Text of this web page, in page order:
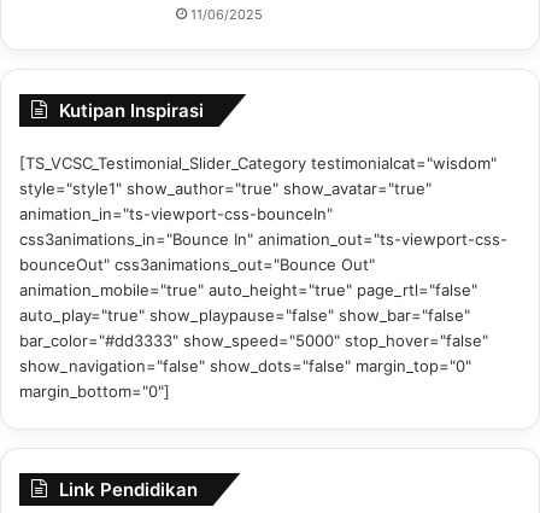
11/06/2025
Kutipan Inspirasi
[TS_VCSC_Testimonial_Slider_Category testimonialcat="wisdom"
style="style1" show_author="true" show_avatar="true"
animation_in="ts-viewport-css-bounceIn"
css3animations_in="Bounce In" animation_out="ts-viewport-css-
bounceOut" css3animations_out="Bounce Out"
animation_mobile="true" auto_height="true" page_rtl="false"
auto_play="true" show_playpause="false" show_bar="false"
bar_color="#dd3333" show_speed="5000" stop_hover="false"
show_navigation="false" show_dots="false" margin_top="0"
margin_bottom="0"]
Link Pendidikan